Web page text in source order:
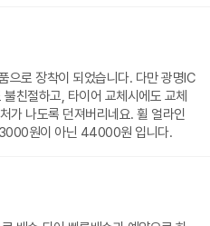
로 장착이 되었습니다. 다만 광명IC
친절하고, 타이어 교체시에도 교체
가 나도록 던져버리네요. 휠 얼라인
내된 33000원이 아닌 44000원 입니다.